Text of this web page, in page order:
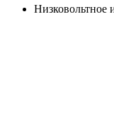
Низковольтное